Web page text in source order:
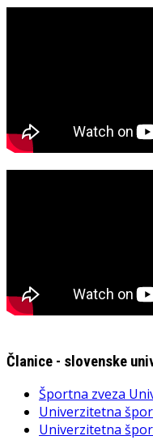
Članice - slovenske
Športna zveza
Univerzitetna
Univerzitetna